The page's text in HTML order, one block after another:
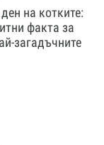
на котките:
факта за
загадъчните